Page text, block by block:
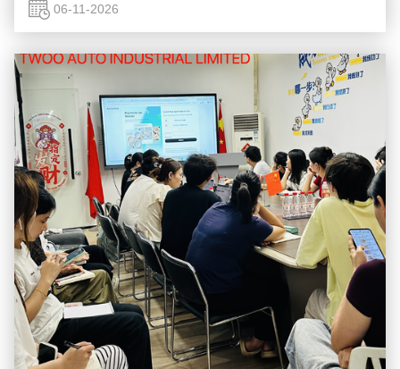
riunisce produttori, ...
06-11-2026